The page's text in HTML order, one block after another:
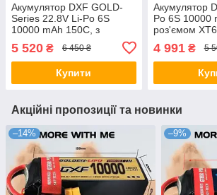
Акумулятор DXF GOLD-
Series 22.8V Li-Po 6S
10000 mAh 150C, з
квадрокоптерів, літаків та
інших RC-моделей
5 520 ₴ 6 450 ₴
Купити
Aкумулятор
Po 6S 10000
роз'ємом
інших RC-
4 991₴ 5
Акційні пропозиції та новинки
–14% –9%